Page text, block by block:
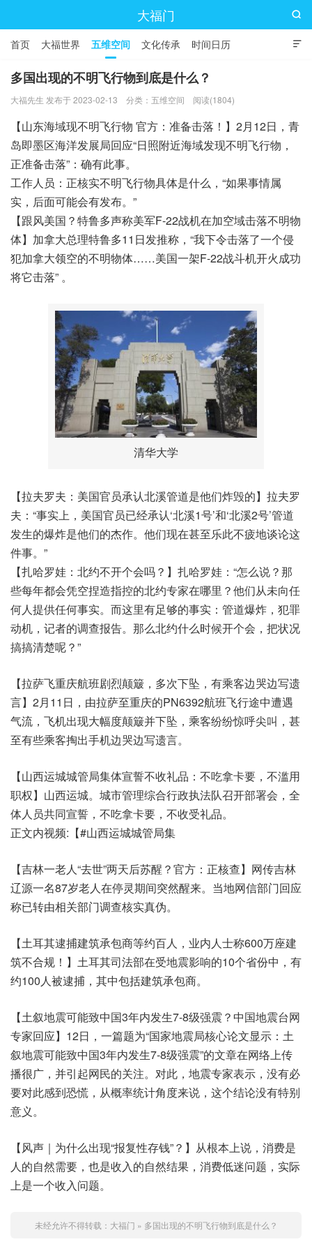
大福门

首页 大福世界 五维空间 文化传承 时间日历

多国出现的不明飞行物到底是什么？
大福先生 发布于 2023-02-13 分类： 五维空间 阅读(1804)
【山东海域现不明飞行物 官方：准备击落！】2月12日，青
岛即墨区海洋发展局回应“日照附近海域发现不明飞行物，
正准备击落”：确有此事。
工作人员：正核实不明飞行物具体是什么，“如果事情属
实，后面可能会有发布。”
【跟风美国？特鲁多声称美军F-22战机在加空域击落不明物
体】加拿大总理特鲁多11日发推称，“我下令击落了一个侵
犯加拿大领空的不明物体……美国一架F-22战斗机开火成功
将它击落” 。
清华大学
【拉夫罗夫：美国官员承认北溪管道是他们炸毁的】拉夫罗
夫：“事实上，美国官员已经承认‘北溪1号’和‘北溪2号’管道
发生的爆炸是他们的杰作。他们现在甚至乐此不疲地谈论这
件事。”
【扎哈罗娃：北约不开个会吗？】扎哈罗娃：“怎么说？那
些每年都会凭空捏造指控的北约专家在哪里？他们从未向任
何人提供任何事实。而这里有足够的事实：管道爆炸，犯罪
动机，记者的调查报告。那么北约什么时候开个会，把状况
搞搞清楚呢？”
【拉萨飞重庆航班剧烈颠簸，多次下坠，有乘客边哭边写遗
言】2月11日，由拉萨至重庆的PN6392航班飞行途中遭遇
气流，飞机出现大幅度颠簸并下坠，乘客纷纷惊呼尖叫，甚
至有些乘客掏出手机边哭边写遗言。
【山西运城城管局集体宣誓不收礼品：不吃拿卡要，不滥用
职权】山西运城。城市管理综合行政执法队召开部署会，全
体人员共同宣誓，不吃拿卡要，不收受礼品。
正文内视频:【#山西运城城管局集
【吉林一老人“去世”两天后苏醒？官方：正核查】网传吉林
辽源一名87岁老人在停灵期间突然醒来。当地网信部门回应
称已转由相关部门调查核实真伪。
【土耳其逮捕建筑承包商等约百人，业内人士称600万座建
筑不合规！】土耳其司法部在受地震影响的10个省份中，有
约100人被逮捕，其中包括建筑承包商。
【土叙地震可能致中国3年内发生7-8级强震？中国地震台网
专家回应】12日，一篇题为“国家地震局核心论文显示：土
叙地震可能致中国3年内发生7-8级强震”的文章在网络上传
播很广，并引起网民的关注。对此，地震专家表示，没有必
要对此感到恐慌，从概率统计角度来说，这个结论没有特别
意义。
【风声｜为什么出现“报复性存钱”？】从根本上说，消费是
人的自然需要，也是收入的自然结果，消费低迷问题，实际
上是一个收入问题。
未经允许不得转载： 大福门 » 多国出现的不明飞行物到底是什么？